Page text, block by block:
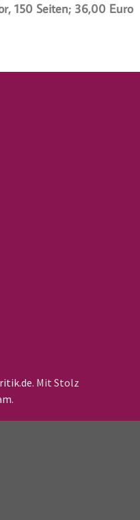
150 Seiten; 36,00 Euro
. Mit Stolz
.